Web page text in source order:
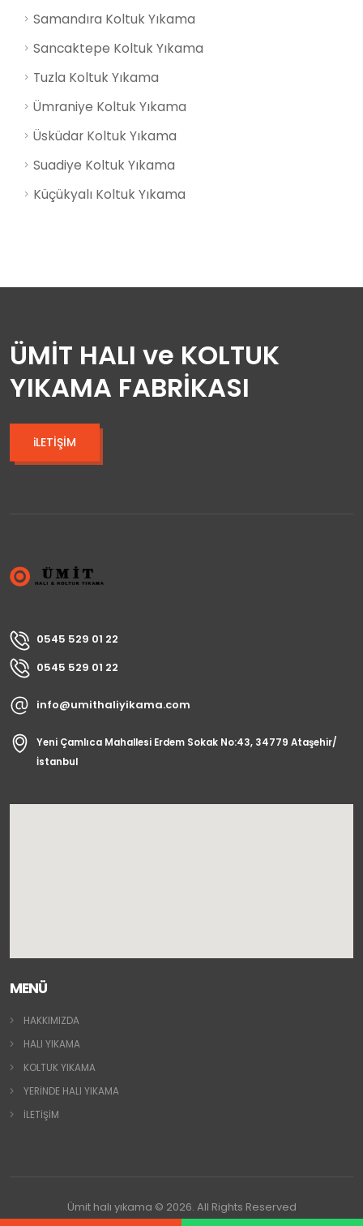
Samandıra Koltuk Yıkama
Sancaktepe Koltuk Yıkama
Tuzla Koltuk Yıkama
Ümraniye Koltuk Yıkama
Üsküdar Koltuk Yıkama
Suadiye Koltuk Yıkama
Küçükyalı Koltuk Yıkama
ÜMİT HALI ve KOLTUK
YIKAMA FABRİKASI
iLETİŞİM
0545 529 01 22
0545 529 01 22
info@umithaliyikama.com
Yeni Çamlıca Mahallesi Erdem Sokak No:43, 34779 Ataşehir/
İstanbul
MENÜ
HAKKIMIZDA
HALI YIKAMA
KOLTUK YIKAMA
YERİNDE HALI YIKAMA
İLETİŞİM
Ümit halı yıkama © 2026. All Rights Reserved